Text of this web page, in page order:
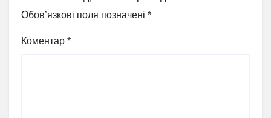
Обов’язкові поля позначені *
Коментар *